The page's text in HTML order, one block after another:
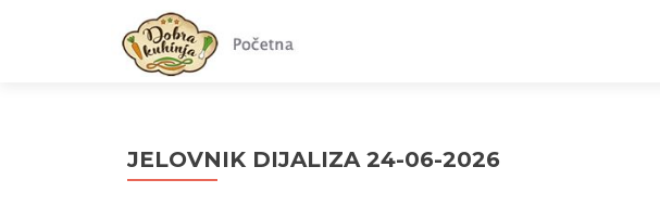
JELOVNIK DIJALIZA 24-06-2026